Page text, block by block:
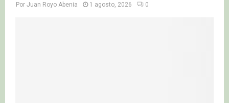
Por Juan Royo Abenia 1 agosto, 2026 0